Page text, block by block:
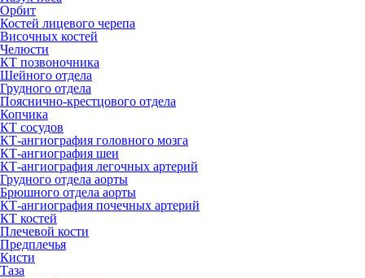
Орбит
Костей лицевого черепа
Височных костей
Челюсти
КТ позвоночника
Шейного отдела
Грудного отдела
Пояснично-крестцового отдела
Копчика
КТ сосудов
КТ-ангиография головного мозга
КТ-ангиография шеи
КТ-ангиография легочных артерий
Грудного отдела аорты
Брюшного отдела аорты
КТ-ангиография почечных артерий
КТ костей
Плечевой кости
Предплечья
Кисти
Таза